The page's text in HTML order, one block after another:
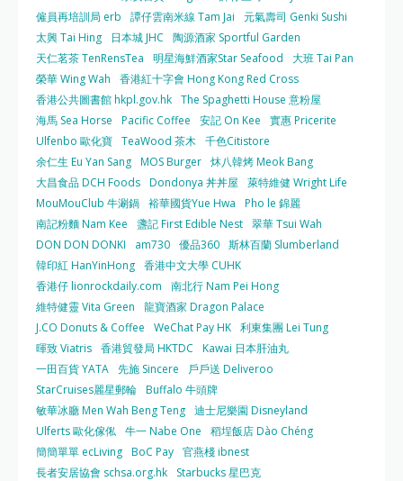
僱員再培訓局 erb
譚仔雲南米線 Tam Jai
元氣壽司 Genki Sushi
太興 Tai Hing
日本城 JHC
陶源酒家 Sportful Garden
天仁茗茶 TenRensTea
明星海鮮酒家Star Seafood
大班 Tai Pan
榮華 Wing Wah
香港紅十字會 Hong Kong Red Cross
香港公共圖書館 hkpl.gov.hk The Spaghetti House 意粉屋
海馬 Sea Horse
Pacific Coffee 安記 On Kee
實惠 Pricerite
Ulfenbo 歐化寶 TeaWood 茶木 千色Citistore
余仁生 Eu Yan Sang MOS Burger 炑八韓烤 Meok Bang
大昌食品 DCH Foods Dondonya 丼丼屋
萊特維健 Wright Life
MouMouClub 牛涮鍋 裕華國貨Yue Hwa
Pho le 錦麗
南記粉麵 Nam Kee
盞記 First Edible Nest 翠華 Tsui Wah
DON DON DONKI
am730 優品360 斯林百蘭 Slumberland
韓印紅 HanYinHong 香港中文大學 CUHK
香港仔 lionrockdaily.com
南北行 Nam Pei Hong
維特健靈 Vita Green
龍寶酒家 Dragon Palace
J.CO Donuts & Coffee
WeChat Pay HK 利東集團 Lei Tung
暉致 Viatris 香港貿發局 HKTDC
Kawai 日本肝油丸
一田百貨 YATA 先施 Sincere
戶戶送 Deliveroo
StarCruises麗星郵輪 Buffalo 牛頭牌
敏華冰廳 Men Wah Beng Teng 迪士尼樂園 Disneyland
Ulferts 歐化傢俬 牛一 Nabe One
稻埕飯店 Dào Chéng
簡簡單單 ecLiving BoC Pay 官燕棧 ibnest
長者安居協會 schsa.org.hk
Starbucks 星巴克